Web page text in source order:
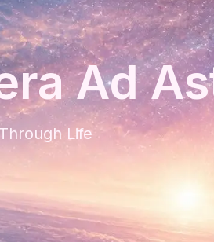
Ad
Life